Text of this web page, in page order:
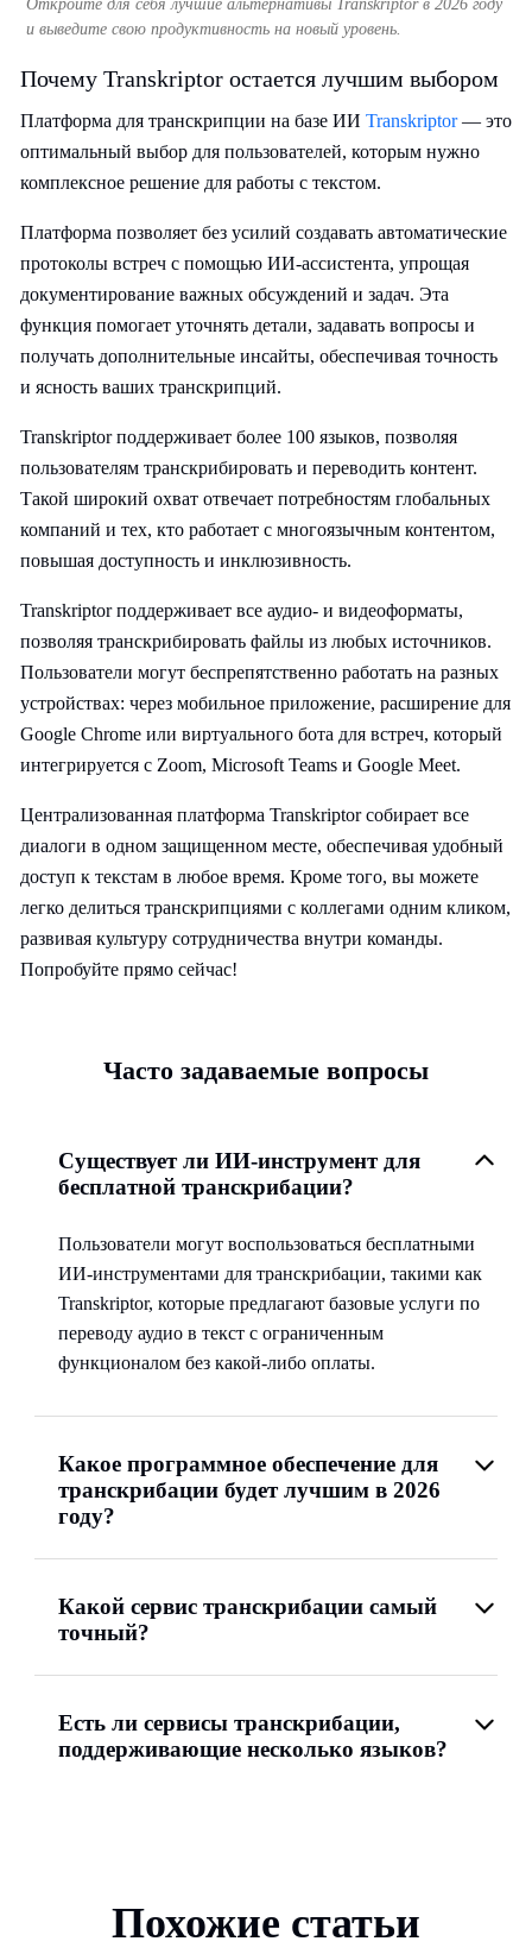
Откройте для себя лучшие альтернативы Transkriptor в 2026 году
и выведите свою продуктивность на новый уровень.
Почему Transkriptor остается лучшим выбором
Платформа для транскрипции на базе ИИ Transkriptor— это
оптимальный выбор для пользователей, которым нужно
комплексное решение для работы с текстом.
Платформа позволяет без усилий создавать автоматические
протоколы встреч с помощью ИИ-ассистента, упрощая
документирование важных обсуждений и задач. Эта
функция помогает уточнять детали, задавать вопросы и
получать дополнительные инсайты, обеспечивая точность
и ясность ваших транскрипций.
Transkriptor поддерживает более 100 языков, позволяя
пользователям транскрибировать и переводить контент.
Такой широкий охват отвечает потребностям глобальных
компаний и тех, кто работает с многоязычным контентом,
повышая доступность и инклюзивность.
Transkriptor поддерживает все аудио- и видеоформаты,
позволяя транскрибировать файлы из любых источников.
Пользователи могут беспрепятственно работать на разных
устройствах: через мобильное приложение, расширение для
Google Chrome или виртуального бота для встреч, который
интегрируется с Zoom, Microsoft Teams и Google Meet.
Централизованная платформа Transkriptor собирает все
диалоги в одном защищенном месте, обеспечивая удобный
доступ к текстам в любое время. Кроме того, вы можете
легко делиться транскрипциями с коллегами одним кликом,
развивая культуру сотрудничества внутри команды.
Попробуйте прямо сейчас!
Часто задаваемые вопросы
Существует ли ИИ-инструмент для
бесплатной транскрибации?
Пользователи могут воспользоваться бесплатными
ИИ-инструментами для транскрибации, такими как
Transkriptor, которые предлагают базовые услуги по
переводу аудио в текст с ограниченным
функционалом без какой-либо оплаты.
Какое программное обеспечение для
транскрибации будет лучшим в 2026
году?
Какой сервис транскрибации самый
точный?
Есть ли сервисы транскрибации,
поддерживающие несколько языков?
Похожие статьи